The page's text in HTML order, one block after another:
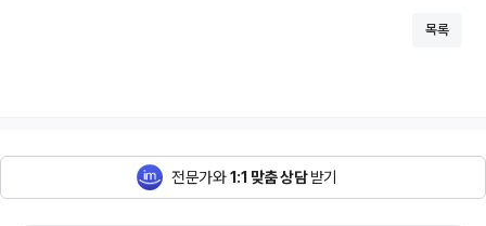
목록
전문가와1:1 맞춤 상담받기